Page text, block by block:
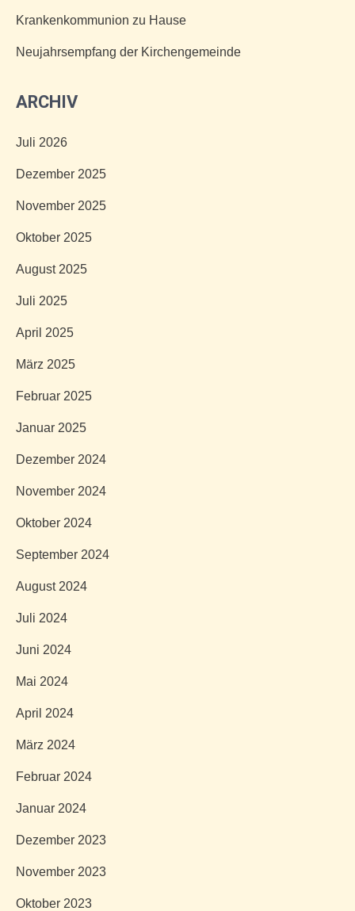
Krankenkommunion zu Hause
Neujahrsempfang der Kirchengemeinde
ARCHIV
Juli 2026
Dezember 2025
November 2025
Oktober 2025
August 2025
Juli 2025
April 2025
März 2025
Februar 2025
Januar 2025
Dezember 2024
November 2024
Oktober 2024
September 2024
August 2024
Juli 2024
Juni 2024
Mai 2024
April 2024
März 2024
Februar 2024
Januar 2024
Dezember 2023
November 2023
Oktober 2023